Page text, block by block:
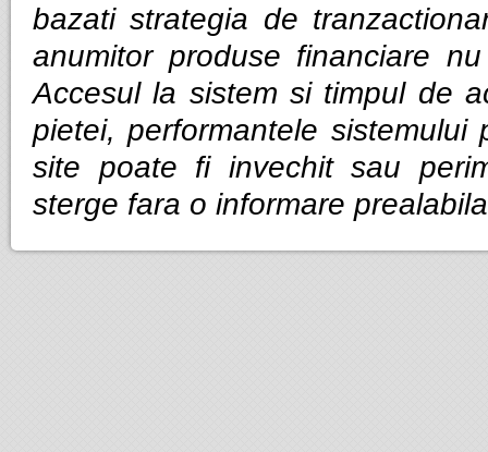
bazati strategia de
anumitor produse financiare
Accesul la sistem si timpul de
pietei, performantele
site poate fi invechit sau
sterge fara o informare